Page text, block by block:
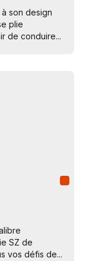
son design
plie
de conduire...
SZ de
vos défis de...